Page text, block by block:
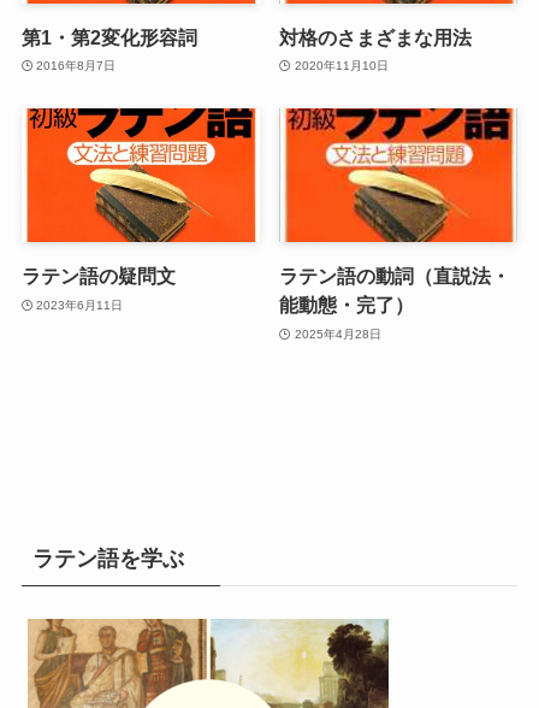
第1・第2変化形容詞
2016年8月7日
対格のさまざまな用法
2020年11月10日
ラテン語の疑問文
2023年6月11日
ラテン語の動詞（直説法・
能動態・完了）
2025年4月28日
ラテン語を学ぶ